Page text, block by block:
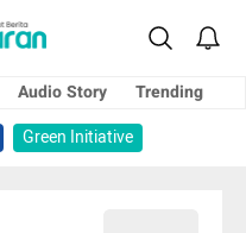
Audio Story
Trending
Green Initiative